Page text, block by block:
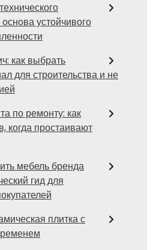
устойчивого
как выбрать
для строительства и не
по ремонту: как
когда простаивают
мебель бренда
гид для
плитка с